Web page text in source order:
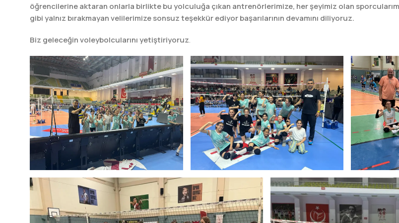
öğrencilerine aktaran onlarla birlikte bu yolculuğa çıkan antrenörlerimize, her şeyimiz olan
gibi yalnız bırakmayan velilerimize sonsuz teşekkür ediyor başarılarının devamını diliyoruz.
Biz geleceğin voleybolcularını yetiştiriyoruz.